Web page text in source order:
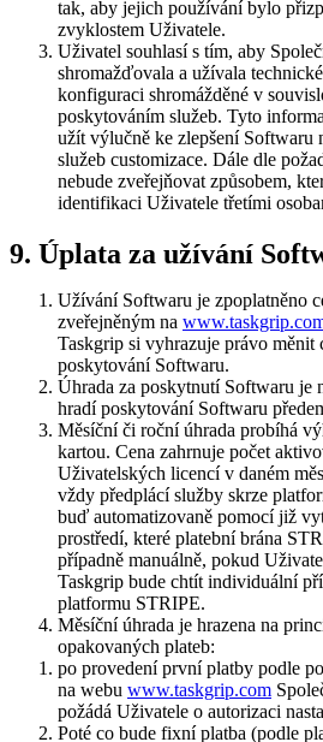
tak, aby jejich používání bylo
zvyklostem Uživatele.
Uživatel souhlasí s tím, aby
shromažďovala a užívala
konfiguraci shromážděné v
poskytováním služeb. Tyto
užít výlučně ke zlepšení Softwaru
služeb customizace. Dále dle
nebude zveřejňovat způsobem,
identifikaci Uživatele třetími
9. Úplata za užívání
Užívání Softwaru je zpoplatněno
zveřejněným na
Taskgrip si vyhrazuje právo měnit
poskytování Softwaru.
Úhrada za poskytnutí Softwaru je
hradí poskytování Softwaru
Měsíční či roční úhrada probíhá
kartou. Cena zahrnuje počet
Uživatelských licencí v daném
vždy předplácí služby skrze
buď automatizovaně pomocí již
prostředí, které platební brána
případně manuálně, pokud
Taskgrip bude chtít individuální
platformu STRIPE.
Měsíční úhrada je hrazena na
opakovaných plateb:
po provedení první platby podle
na webu www.taskgrip.com
požádá Uživatele o autorizaci
Poté co bude fixní platba (podle